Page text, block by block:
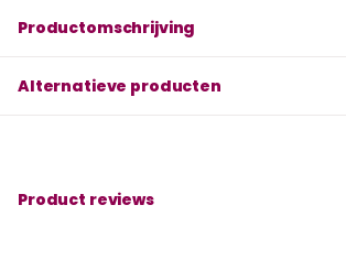
Productomschrijving
Alternatieve producten
Product reviews